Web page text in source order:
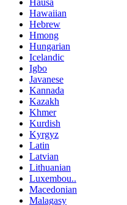
Hausa
Hawaiian
Hebrew
Hmong
Hungarian
Icelandic
Igbo
Javanese
Kannada
Kazakh
Khmer
Kurdish
Kyrgyz
Latin
Latvian
Lithuanian
Luxembou..
Macedonian
Malagasy